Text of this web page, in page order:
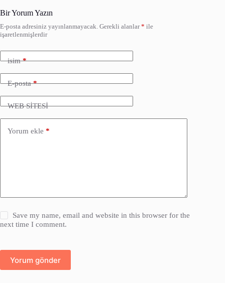
Bir Yorum Yazın
E-posta adresiniz yayınlanmayacak. Gerekli alanlar* ile
işaretlenmişlerdir
isim*
E-posta*
WEB SİTESİ
Yorum ekle *
Save my name, email and website in this browser for the
next time I comment.
Yorum gönder